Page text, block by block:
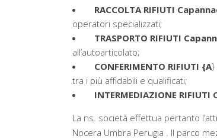
RACCOLTA RIFIUTI
operatori specializzati;
TRASPORTO RIFIUTI
all’autoarticolato;
CONFERIMENTO RIFIUTI {A}
tra i più affidabili e qualificati;
INTERMEDIAZIONE RIFIUTI
La ns. società effettua pertanto
Nocera Umbra Perugia . Il parco